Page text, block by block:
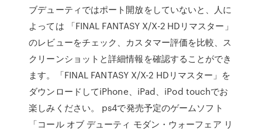
ブデューティではポート開放をしていないと、人に
よっては ‎「FINAL FANTASY X/X-2 HDリマスター」
のレビューをチェック、カスタマー評価を比較、ス
クリーンショットと詳細情報を確認することができ
ます。「FINAL FANTASY X/X-2 HDリマスター」を
ダウンロードしてiPhone、iPad、iPod touchでお
楽しみください。 ps4で発売予定のゲームソフト
「コール オブ デューティ モダン・ウォーフェア リ